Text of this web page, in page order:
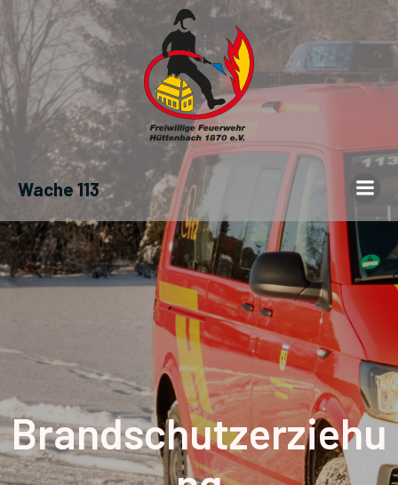
Wache 113
Brandschutzerziehu